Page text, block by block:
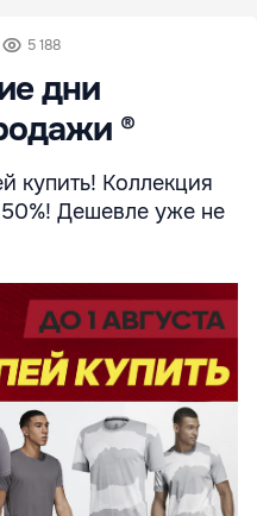
5 188
дни
®
купить! Коллекция
Дешевле уже не